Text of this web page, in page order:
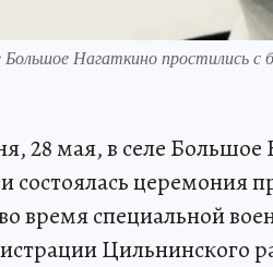
Большое Нагаткино
28 мая, в селе
состоялась
время специальной
Цильнинского